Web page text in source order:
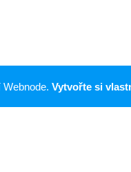
Vytvořte si